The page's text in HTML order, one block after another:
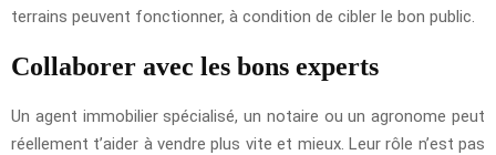
terrains peuvent fonctionner, à condition de cibler le bon public.
Collaborer avec les bons experts
Un agent immobilier spécialisé, un notaire ou un agronome peut
réellement t’aider à vendre plus vite et mieux. Leur rôle n’est pas